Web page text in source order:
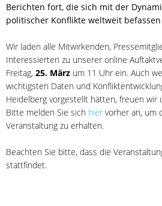
Berichten fort, die sich mit der
politischer Konflikte weltweit befassen
Wir laden alle Mitwirkenden,
Interessierten zu unserer online
Freitag, 25. März um 11 Uhr ein. Auch
wichtigsten Daten und
Heidelberg vorgestellt hätten, freuen wir
Bitte melden Sie sich hier vorher an, um
Veranstaltung zu erhalten.
Beachten Sie bitte, dass die
stattfindet.